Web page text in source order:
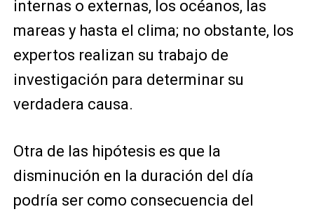
internas o externas, los océanos, las
mareas y hasta el clima; no obstante, los
expertos realizan su trabajo de
investigación para determinar su
verdadera causa.
Otra de las hipótesis es que la
disminución en la duración del día
podría ser como consecuencia del